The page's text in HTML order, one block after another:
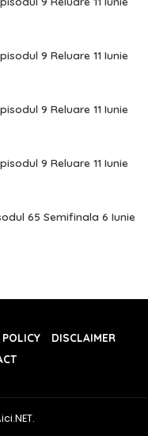
9 Reluare 11 Iunie
9 Reluare 11 Iunie
9 Reluare 11 Iunie
65 Semifinala 6 Iunie
POLICY
DISCLAIMER